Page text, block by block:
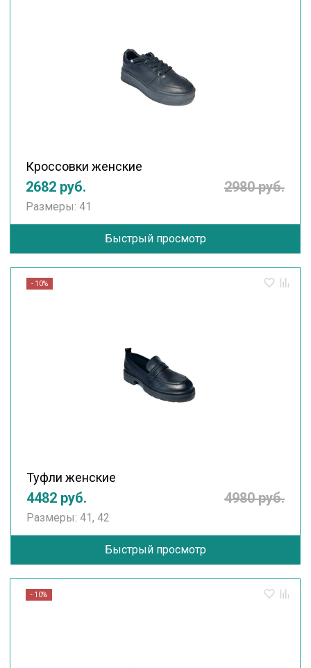
Кроссовки женские
2682 руб. 2980 руб.
Размеры: 41
Быстрый просмотр
- 10%
Туфли женские
4482 руб. 4980 руб.
Размеры: 41, 42
Быстрый просмотр
- 10%